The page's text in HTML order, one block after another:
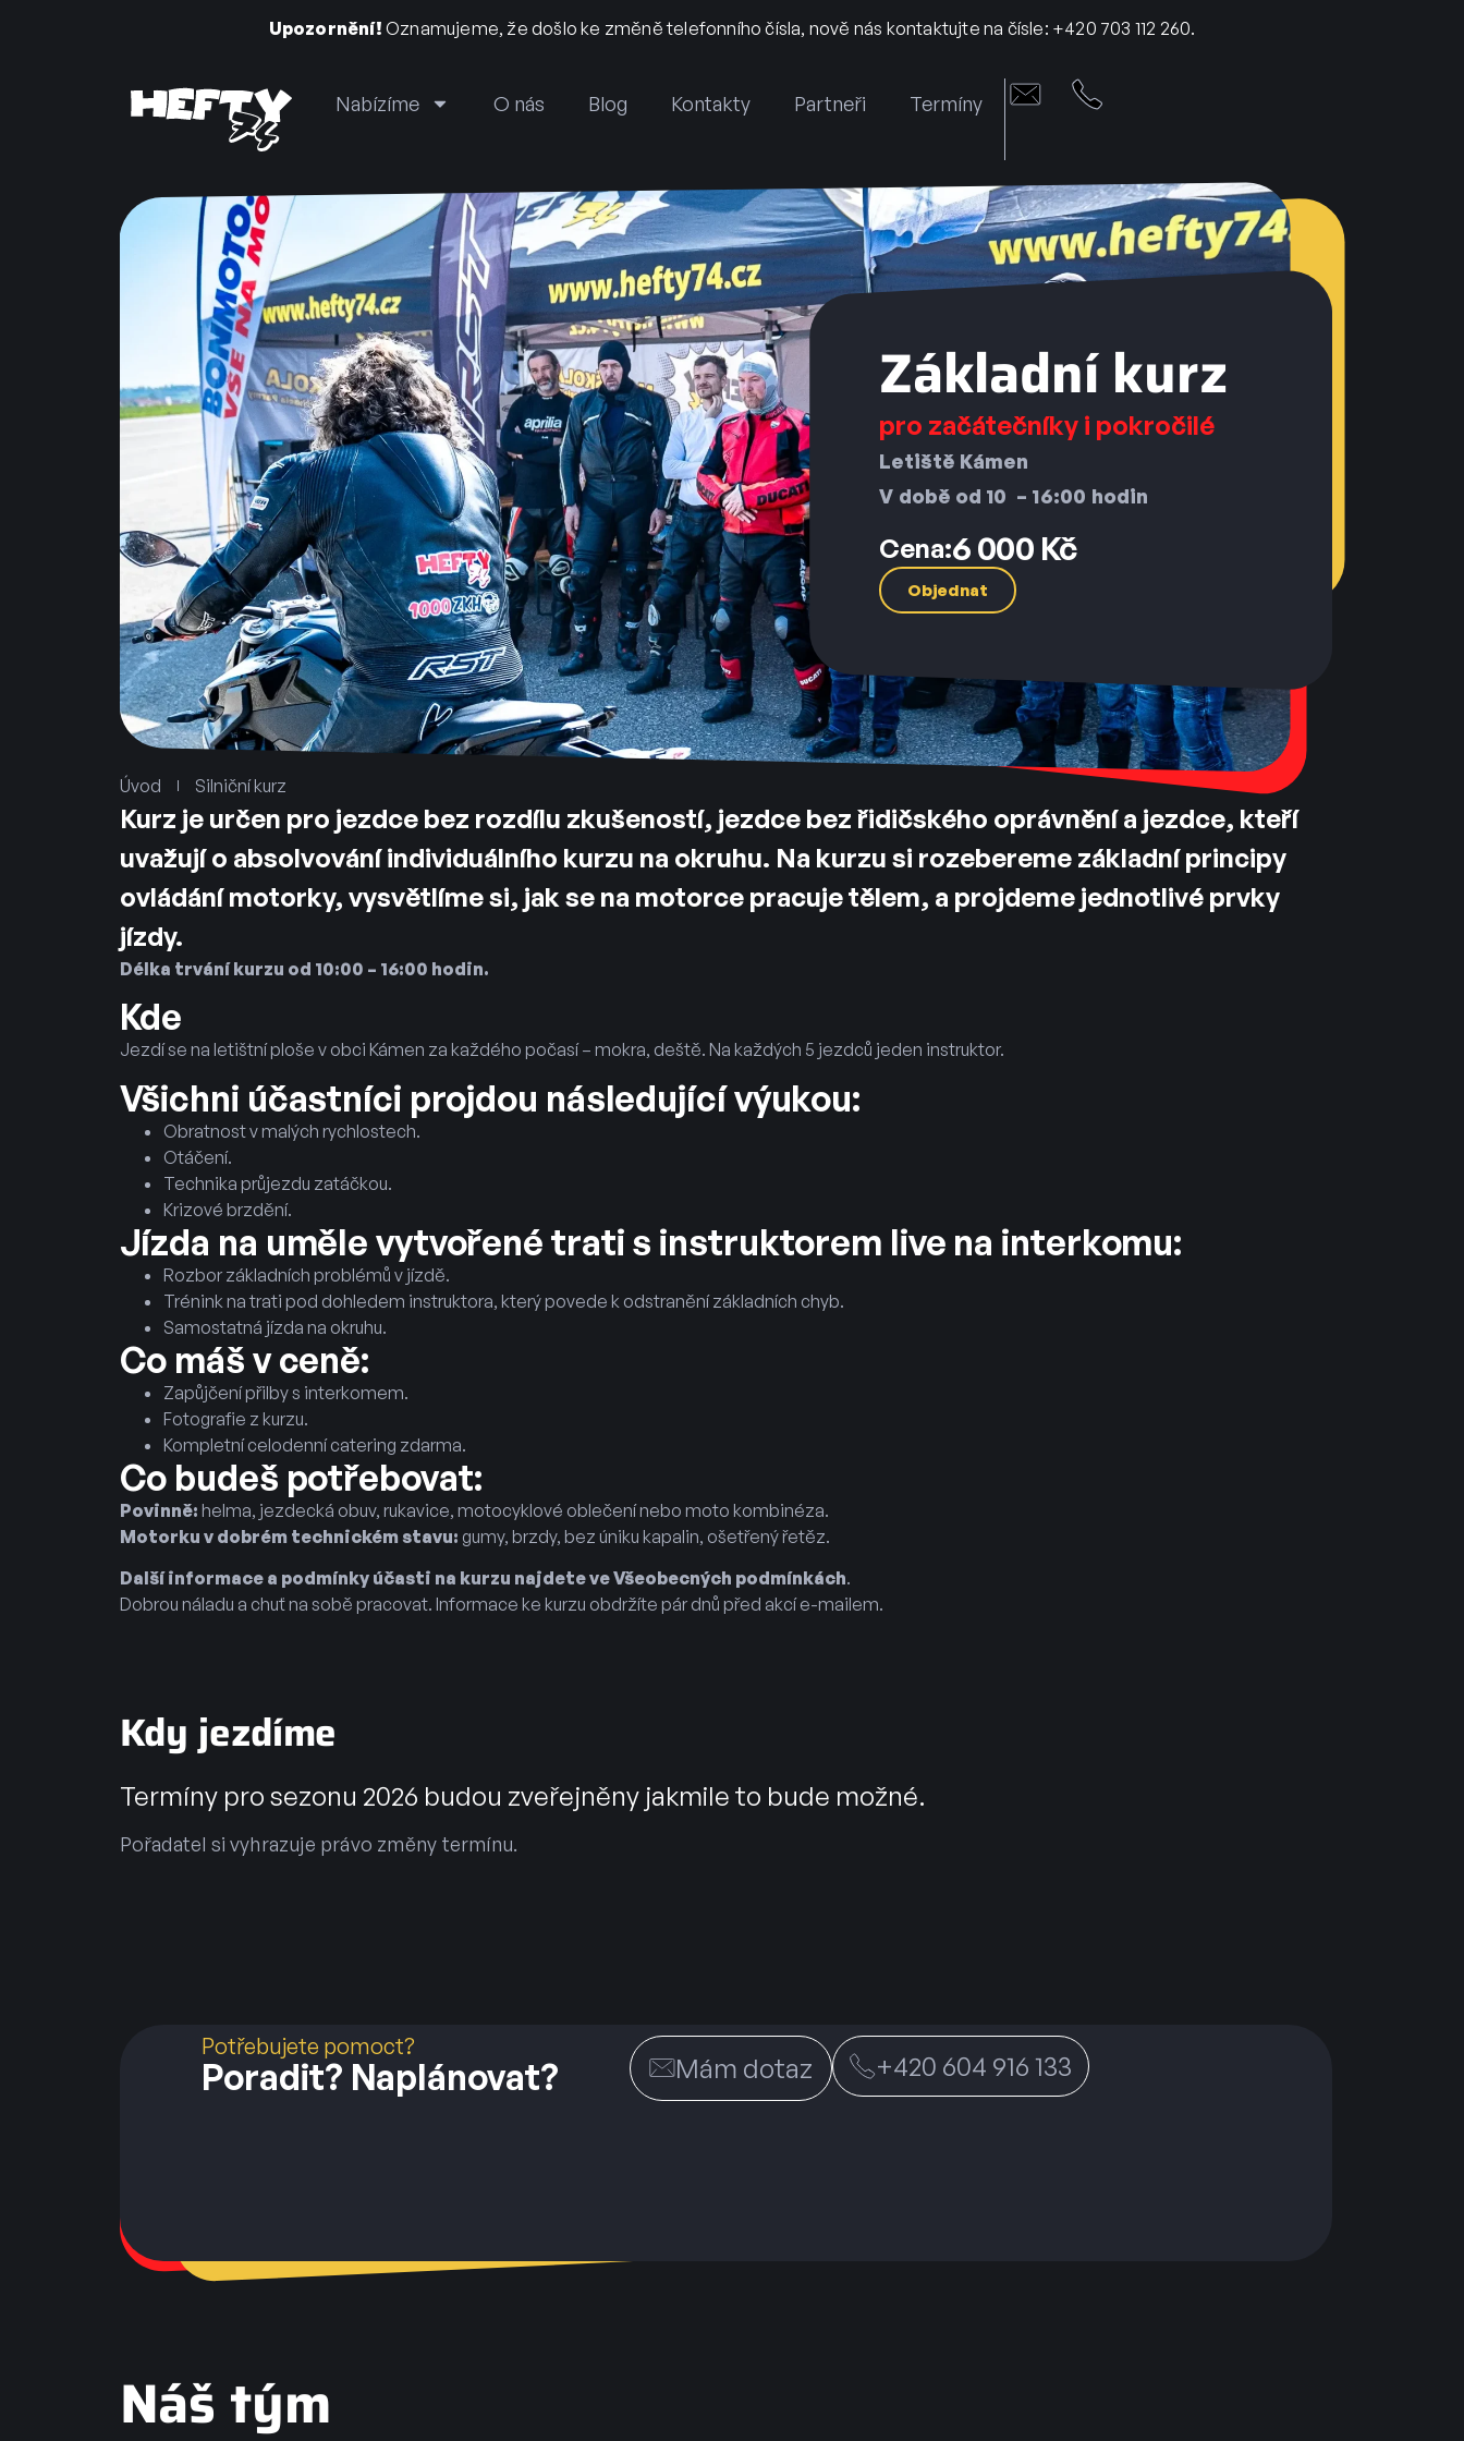
Upozornění! Oznamujeme, že došlo ke změně telefonního čísla, nově nás kontaktujte na čísle: +420 703 112 260.
Nabízíme O nás Blog Kontakty Partneři Termíny
Základní kurz
pro začátečníky i pokročilé
Letiště Kámen
V době od 10 – 16:00 hodin
Cena:6 000 Kč
Objednat
Úvod Silniční kurz
Kurz je určen pro jezdce bez rozdílu zkušeností, jezdce bez řidičského oprávnění a jezdce, kteří
uvažují o absolvování individuálního kurzu na okruhu. Na kurzu si rozebereme základní principy
ovládání motorky, vysvětlíme si, jak se na motorce pracuje tělem, a projdeme jednotlivé prvky
jízdy.
Délka trvání kurzu od 10:00 – 16:00 hodin.
Kde
Jezdí se na letištní ploše v obci Kámen za každého počasí – mokra, deště. Na každých 5 jezdců jeden instruktor.
Všichni účastníci projdou následující výukou:
Obratnost v malých rychlostech.
Otáčení.
Technika průjezdu zatáčkou.
Krizové brzdění.
Jízda na uměle vytvořené trati s instruktorem live na interkomu:
Rozbor základních problémů v jízdě.
Trénink na trati pod dohledem instruktora, který povede k odstranění základních chyb.
Samostatná jízda na okruhu.
Co máš v ceně:
Zapůjčení přilby s interkomem.
Fotografie z kurzu.
Kompletní celodenní catering zdarma.
Co budeš potřebovat:
Povinně: helma, jezdecká obuv, rukavice, motocyklové oblečení nebo moto kombinéza.
Motorku v dobrém technickém stavu: gumy, brzdy, bez úniku kapalin, ošetřený řetěz.
Další informace a podmínky účasti na kurzu najdete ve Všeobecných podmínkách.
Dobrou náladu a chuť na sobě pracovat. Informace ke kurzu obdržíte pár dnů před akcí e-mailem.
Kdy jezdíme
Termíny pro sezonu 2026 budou zveřejněny jakmile to bude možné.
Pořadatel si vyhrazuje právo změny termínu.
Potřebujete pomoct?
Poradit? Naplánovat? Mám dotaz +420 604 916 133
Náš tým